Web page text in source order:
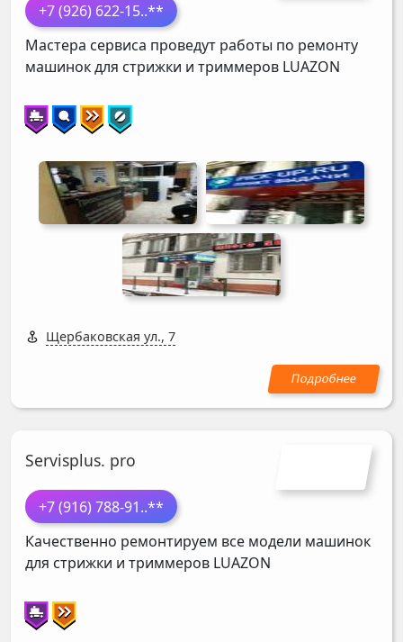
+7 (926) 622-15..**
Мастера сервиса проведут работы по ремонту
машинок для стрижки и триммеров LUAZON
Щербаковская ул., 7
Servisplus. pro
+7 (916) 788-91..**
Качественно ремонтируем все модели машинок
для стрижки и триммеров LUAZON